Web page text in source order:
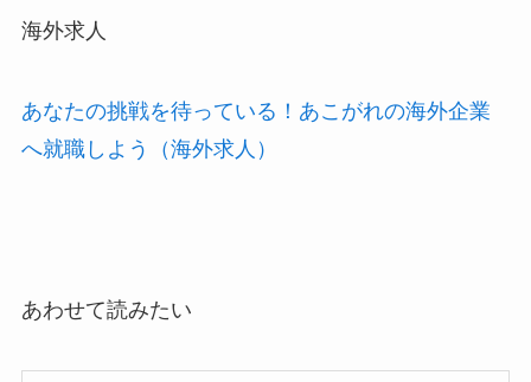
海外求人
あなたの挑戦を待っている！あこがれの海外企業
へ就職しよう（海外求人）
あわせて読みたい